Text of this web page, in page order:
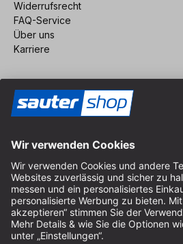
Widerrufsrecht
FAQ-Service
Über uns
Karriere
Impressum
AGB
Datenschutz
Cookie-Einstellungen